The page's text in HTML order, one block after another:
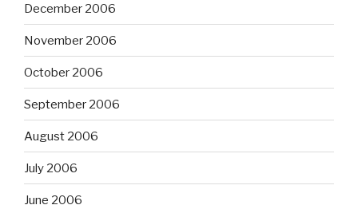
December 2006
November 2006
October 2006
September 2006
August 2006
July 2006
June 2006